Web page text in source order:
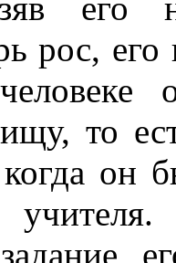
его
рос, его
то
когда